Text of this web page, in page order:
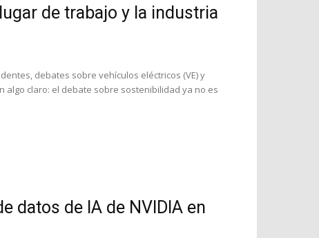
de trabajo y la industria
debates sobre vehículos eléctricos (VE) y
algo claro: el debate sobre sostenibilidad ya no es
datos de IA de NVIDIA en